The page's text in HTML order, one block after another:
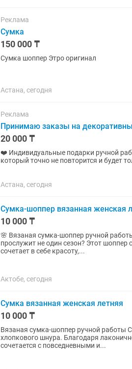
Реклама
Сумка
150 000 ₸
Сумка шоппер Этро оригинал
Астана, сегодня
Реклама
Принимаю заказы на
20 000 ₸
❤️ Индивидуальные подарки ручной работы –
который точно не повторится и будет только вашим? Создаю
Астана, сегодня
Сумка-шоппер вязанная женская
10 000 ₸
🌸 Вязаная сумка-шоппер ручной работы Ищете сумку, которая подчеркнёт ваш
прослужит не один сезон? Этот шоппер
сочетает в себе красоту,...
Актобе, сегодня
Сумка вязанная женская летняя
10 000 ₸
Вязаная сумка-шоппер ручной работы Стильная и практичная сумка, связанная вручную из
хлопкового шнура. Благодаря
сочетается с повседневными и...